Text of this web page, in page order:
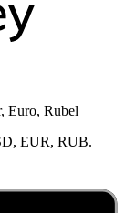
Euro, Rubel
EUR, RUB.